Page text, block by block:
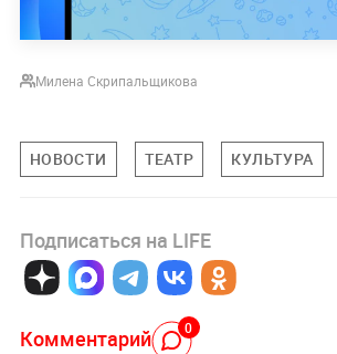
Милена Скрипальщикова
НОВОСТИ ТЕАТР КУЛЬТУРА
Подписаться на LIFE
Комментарий 0